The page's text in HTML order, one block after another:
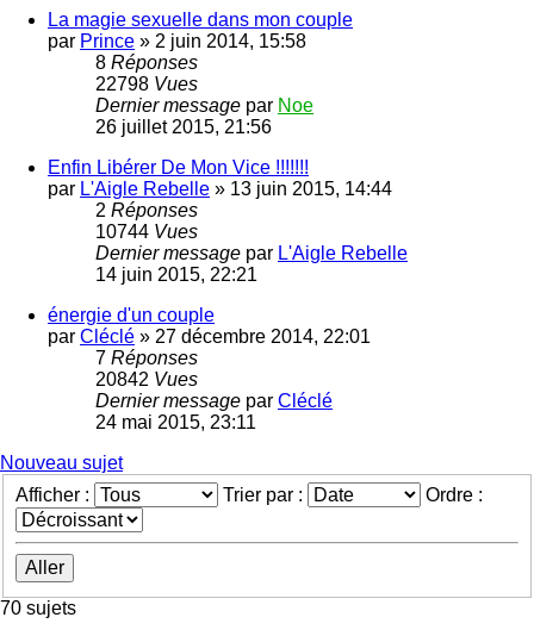
La magie sexuelle dans mon couple
par Prince » 2 juin 2014, 15:58
8 Réponses
22798 Vues
Dernier message par Noe
26 juillet 2015, 21:56
Enfin Libérer De Mon Vice !!!!!!!
par L'Aigle Rebelle » 13 juin 2015, 14:44
2 Réponses
10744 Vues
Dernier message par L'Aigle Rebelle
14 juin 2015, 22:21
énergie d'un couple
par Cléclé » 27 décembre 2014, 22:01
7 Réponses
20842 Vues
Dernier message par Cléclé
24 mai 2015, 23:11
Nouveau sujet
Afficher :
Trier par : Ordre :
70 sujets